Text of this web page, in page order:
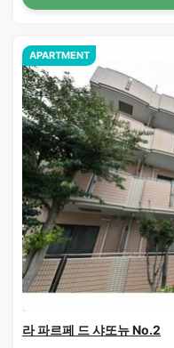
APARTMENT
라 파르페 드 샤또뉴 No.2